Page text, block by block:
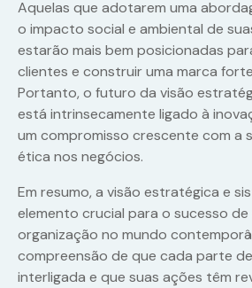
Aquelas que adotarem uma
o impacto social e ambiental de
estarão mais bem posicionadas
clientes e construir uma marca
Portanto, o futuro da visão
está intrinsecamente ligado à
um compromisso crescente com a
ética nos negócios.
Em resumo, a visão estratégica e
elemento crucial para o sucesso
organização no mundo
compreensão de que cada parte
interligada e que suas ações têm